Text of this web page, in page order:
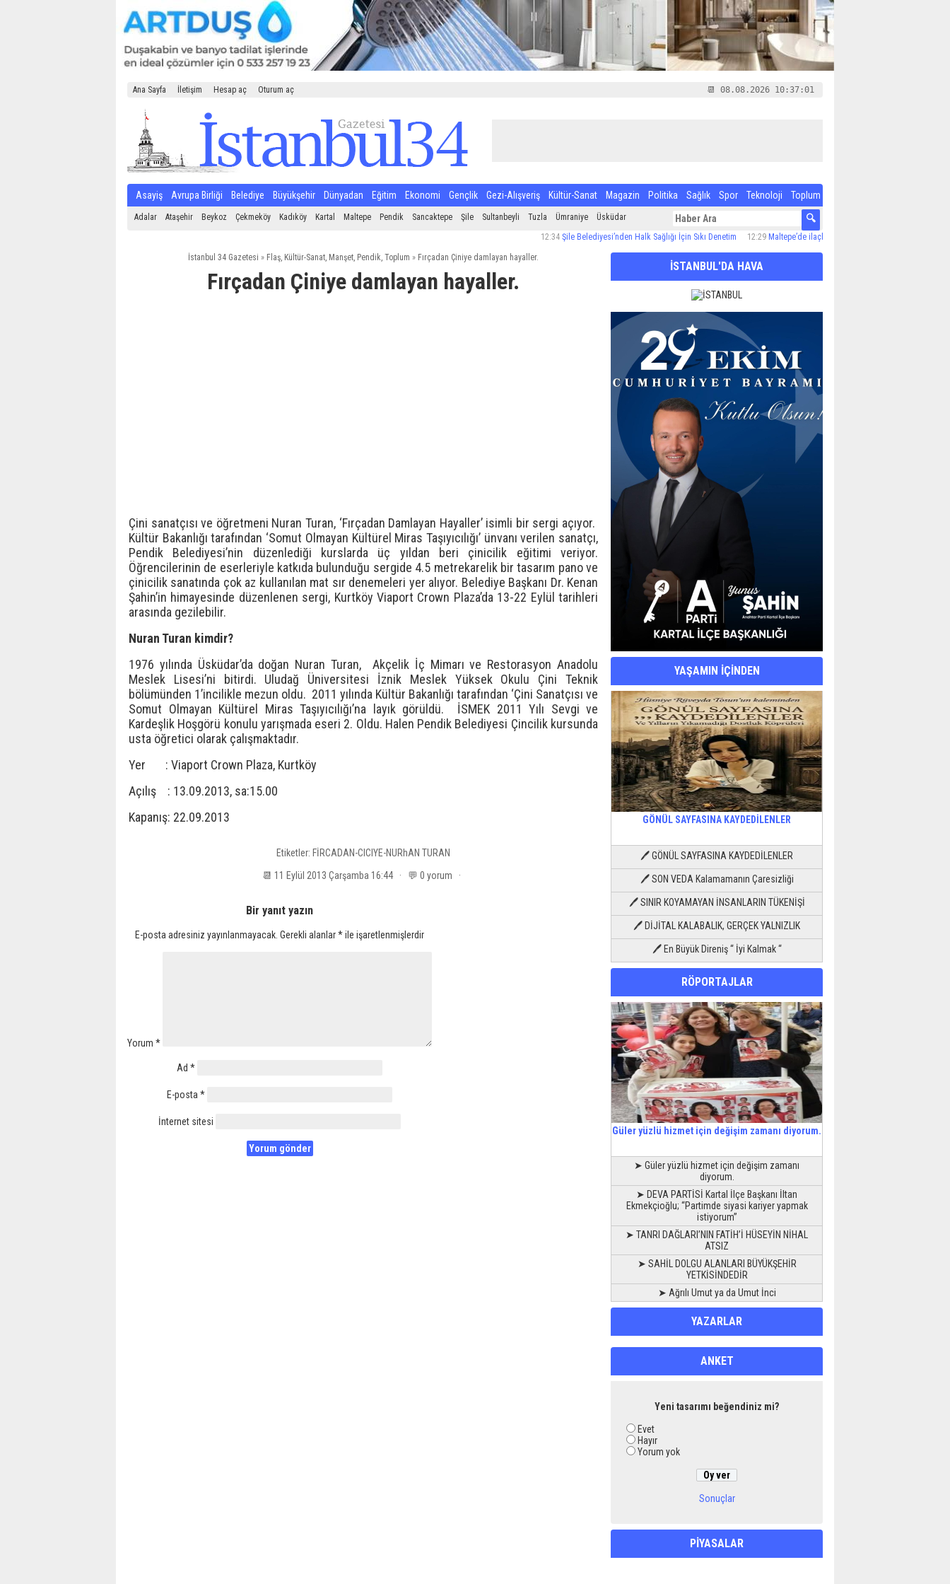
Ana Sayfa İletişim Hesap aç Oturum aç 📆 08.08.2026 10:37:02
Asayiş Avrupa Birliği Belediye Büyükşehir Dünyadan Eğitim Ekonomi Gençlik Gezi-Alışveriş Kültür-Sanat Magazin Politika Sağlık Spor Teknoloji Toplum
Adalar Ataşehir Beykoz Çekmeköy Kadıköy Kartal Maltepe Pendik Sancaktepe Şile Sultanbeyli Tuzla Ümraniye
Üsküdar
Şile Belediyesi’nden Halk Sağlığı İçin Sıkı Denetim 12:29 Maltepe’de ilaçlama çalışmaları sürüyor
İstanbul 34 Gazetesi » Flaş, Kültür-Sanat, Manşet, Pendik, Toplum » Fırçadan Çiniye damlayan hayaller.
Fırçadan Çiniye damlayan hayaller.
Çini sanatçısı ve öğretmeni Nuran Turan, ‘Fırçadan Damlayan Hayaller’ isimli bir sergi açıyor.
Kültür Bakanlığı tarafından ‘Somut Olmayan Kültürel Miras Taşıyıcılığı’ ünvanı verilen sanatçı,
Pendik Belediyesi’nin düzenlediği kurslarda üç yıldan beri çinicilik eğitimi veriyor.
Öğrencilerinin de eserleriyle katkıda bulunduğu sergide 4.5 metrekarelik bir tasarım pano ve
çinicilik sanatında çok az kullanılan mat sır denemeleri yer alıyor. Belediye Başkanı Dr. Kenan
Şahin’in himayesinde düzenlenen sergi, Kurtköy Viaport Crown Plaza’da 13-22 Eylül tarihleri
arasında gezilebilir.
Nuran Turan kimdir?
1976 yılında Üsküdar’da doğan Nuran Turan, Akçelik İç Mimarı ve Restorasyon Anadolu
Meslek Lisesi’ni bitirdi. Uludağ Üniversitesi İznik Meslek Yüksek Okulu Çini Teknik
bölümünden 1’incilikle mezun oldu. 2011 yılında Kültür Bakanlığı tarafından ‘Çini Sanatçısı ve
Somut Olmayan Kültürel Miras Taşıyıcılığı’na layık görüldü. İSMEK 2011 Yılı Sevgi ve
Kardeşlik Hoşgörü konulu yarışmada eseri 2. Oldu. Halen Pendik Belediyesi Çincilik kursunda
usta öğretici olarak çalışmaktadır.
Yer : Viaport Crown Plaza, Kurtköy
Açılış : 13.09.2013, sa:15.00
Kapanış: 22.09.2013
Etiketler: FİRCADAN-CICIYE-NURhAN TURAN
📆 11 Eylül 2013 Çarşamba 16:44 · 💬 0 yorum ·
Bir yanıt yazın
E-posta adresiniz yayınlanmayacak. Gerekli alanlar*ile işaretlenmişlerdir
Yorum *
Ad *
E-posta *
İnternet sitesi
İSTANBUL'DA HAVA
YAŞAMIN İÇİNDEN
GÖNÜL SAYFASINA KAYDEDİLENLER
🖊 GÖNÜL SAYFASINA KAYDEDİLENLER
🖊 SON VEDA Kalamamanın Çaresizliği
🖊 SINIR KOYAMAYAN İNSANLARIN TÜKENİŞİ
🖊 DİJİTAL KALABALIK, GERÇEK YALNIZLIK
🖊 En Büyük Direniş “ İyi Kalmak “
RÖPORTAJLAR
Güler yüzlü hizmet için değişim zamanı diyorum.
➤ Güler yüzlü hizmet için değişim zamanı
diyorum.
➤ DEVA PARTİSİ Kartal İlçe Başkanı İltan
Ekmekçioğlu; “Partimde siyasi kariyer yapmak
istiyorum”
➤ TANRI DAĞLARI’NIN FATİH’İ HÜSEYİN NİHAL
ATSIZ
➤ SAHİL DOLGU ALANLARI BÜYÜKŞEHİR
YETKİSİNDEDİR
➤ Ağrılı Umut ya da Umut İnci
YAZARLAR
ANKET
Yeni tasarımı beğendiniz mi?
Evet
Hayır
Yorum yok
Sonuçlar
PİYASALAR